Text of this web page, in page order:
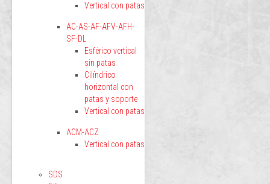
Vertical con patas
AC-AS-AF-AFV-AFH-
SF-DL
Esférico vertical
sin patas
Cilíndrico
horizontal con
patas y soporte
Vertical con patas
ACM-ACZ
Vertical con patas
SDS